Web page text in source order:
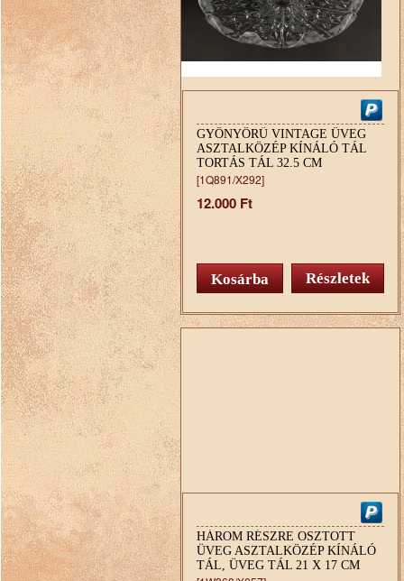
GYÖNYÖRŰ VINTAGE ÜVEG
ASZTALKÖZÉP KÍNÁLÓ TÁL
TORTÁS TÁL 32.5 CM
[1Q891/X292]
12.000 Ft
Részletek
HÁROM RÉSZRE OSZTOTT
ÜVEG ASZTALKÖZÉP KÍNÁLÓ
TÁL, ÜVEG TÁL 21 X 17 CM